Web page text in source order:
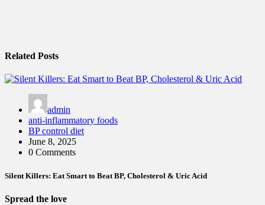
Related Posts
admin
anti-inflammatory foods
BP control diet
June 8, 2025
0 Comments
Silent Killers: Eat Smart to Beat BP, Cholesterol & Uric Acid
Spread the love